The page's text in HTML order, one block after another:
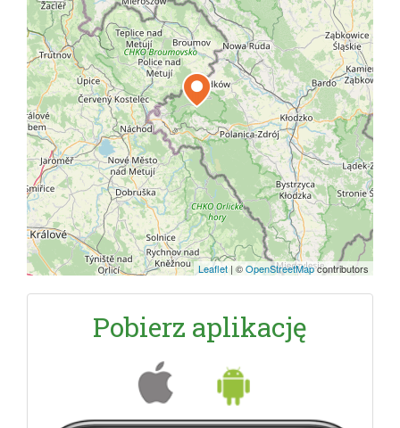
Leaflet | ©OpenStreetMapcontributors
Pobierz aplikację